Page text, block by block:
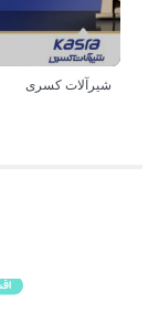
شیرآلات کسری